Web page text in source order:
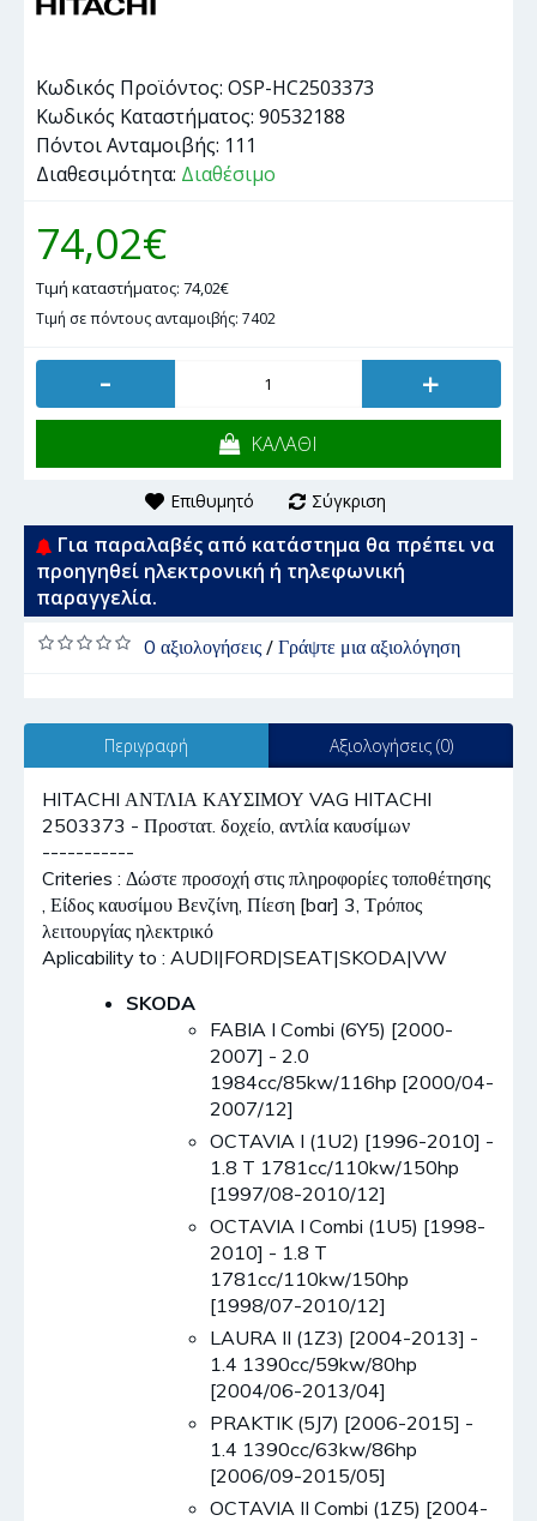
Κωδικός Προϊόντος: OSP-HC2503373
Κωδικός Καταστήματος: 90532188
Πόντοι Ανταμοιβής: 111
Διαθεσιμότητα: Διαθέσιμο
74,02€
Τιμή καταστήματος: 74,02€
Τιμή σε πόντους ανταμοιβής: 7402
- +
ΚΑΛΑΘΙ
Επιθυμητό Σύγκριση
Για παραλαβές από κατάστημα θα πρέπει να
προηγηθεί ηλεκτρονική ή τηλεφωνική
παραγγελία.
0 αξιολογήσεις/ Γράψτε μια αξιολόγηση
Περιγραφή Αξιολογήσεις (0)
HITACHI ΑΝΤΛΙΑ ΚΑΥΣΙΜΟΥ VAG HITACHI
2503373 - Προστατ. δοχείο, αντλία καυσίμων
-----------
Criteries : Δώστε προσοχή στις πληροφορίες τοποθέτησης
, Είδος καυσίμου Βενζίνη, Πίεση [bar] 3, Τρόπος
λειτουργίας ηλεκτρικό
Aplicability to : AUDI|FORD|SEAT|SKODA|VW
SKODA
FABIA I Combi (6Y5) [2000-
2007] - 2.0
1984cc/85kw/116hp [2000/04-
2007/12]
OCTAVIA I (1U2) [1996-2010] -
1.8 T 1781cc/110kw/150hp
[1997/08-2010/12]
OCTAVIA I Combi (1U5) [1998-
2010] - 1.8 T
1781cc/110kw/150hp
[1998/07-2010/12]
LAURA II (1Z3) [2004-2013] -
1.4 1390cc/59kw/80hp
[2004/06-2013/04]
PRAKTIK (5J7) [2006-2015] -
1.4 1390cc/63kw/86hp
[2006/09-2015/05]
OCTAVIA II Combi (1Z5) [2004-